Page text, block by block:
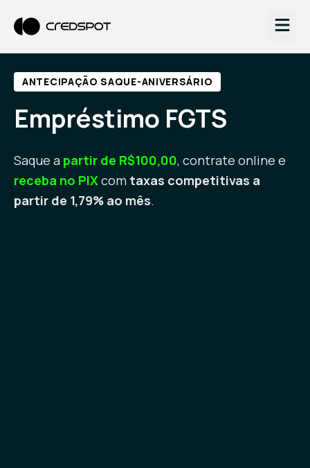
ANTECIPAÇÃO SAQUE-ANIVERSÁRIO
Empréstimo FGTS
Saque a partir de R$100,00, contrate online e
receba no PIXcom taxas competitivas a
partir de 1,79% ao mês.